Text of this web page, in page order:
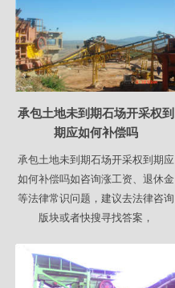
承包土地未到期石场开采权到
期应如何补偿吗
承包土地未到期石场开采权到期应
如何补偿吗如咨询涨工资、退休金
等法律常识问题，建议去法律咨询
版块或者快搜寻找答案，